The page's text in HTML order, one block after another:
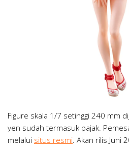
Figure skala 1/7 setinggi 240 mm
yen sudah termasuk pajak.
melalui situs resmi . Akan rilis Juni